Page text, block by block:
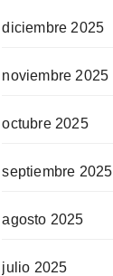
diciembre 2025
noviembre 2025
octubre 2025
septiembre 2025
agosto 2025
julio 2025